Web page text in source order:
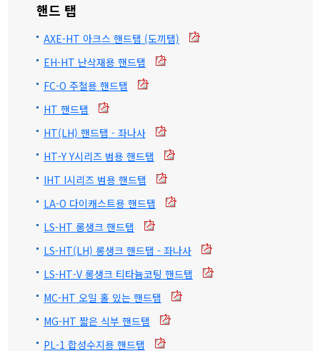
핸드 탭
AXE-HT 아크스 핸드탭 (도끼탭)
EH-HT 난삭재용 핸드탭
FC-O 주철용 핸드탭
HT 핸드탭
HT(LH) 핸드탭 - 좌나사
HT-Y Y시리즈 범용 핸드탭
IHT I시리즈 범용 핸드탭
LA-O 다이캐스트용 핸드탭
LS-HT 롱생크 핸드탭
LS-HT(LH) 롱생크 핸드탭 - 좌나사
LS-HT-V 롱생크 티타늄코팅 핸드탭
MC-HT 오일 홀 있는 핸드탭
MG-HT 짧은 식부 핸드탭
PL-1 합성수지용 핸드탭